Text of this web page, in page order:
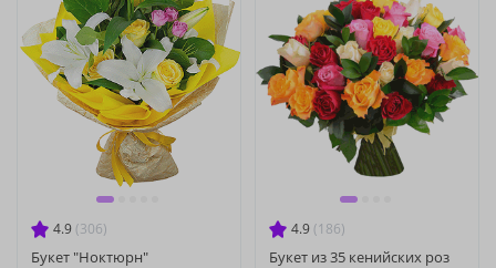
4.9 (306)
Букет "Ноктюрн"
4.9 (186)
Букет из 35 кенийских роз